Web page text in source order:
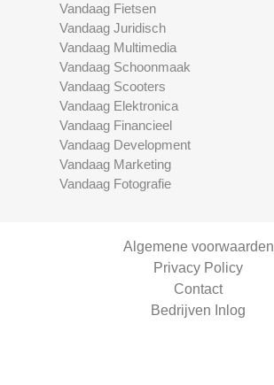
Vandaag Fietsen
Vandaag Juridisch
Vandaag Multimedia
Vandaag Schoonmaak
Vandaag Scooters
Vandaag Elektronica
Vandaag Financieel
Vandaag Development
Vandaag Marketing
Vandaag Fotografie
Algemene voorwaarden
Privacy Policy
Contact
Bedrijven Inlog